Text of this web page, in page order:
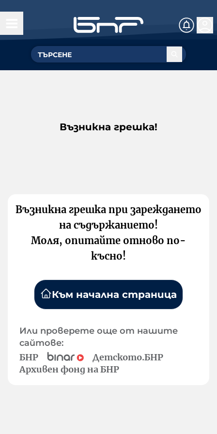
Възникна грешка!
Възникна грешка при зареждането
на съдържанието!
Моля, опитайте отново по-
късно!
Към начална страница
Или проверете още от нашите
сайтове:
БНР
Детското.БНР
Архивен фонд на БНР